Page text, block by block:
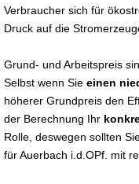
Verbraucher sich für
Druck auf die
Grund- und Arbeitspreis
Selbst wenn Sie einen
höherer Grundpreis den
der Berechnung Ihr
Rolle, deswegen sollten
für Auerbach i.d.OPf. mit